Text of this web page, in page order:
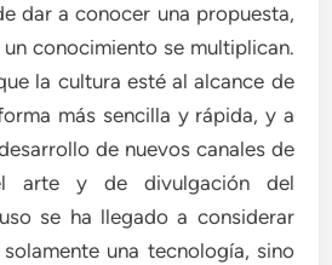
dar a conocer una propuesta,
conocimiento se multiplican.
la cultura esté al alcance de
más sencilla y rápida, y a
de nuevos canales de
arte y de divulgación del
se ha llegado a considerar
una tecnología, sino